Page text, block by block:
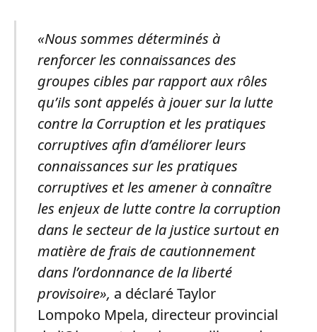
«Nous sommes déterminés à
renforcer les connaissances des
groupes cibles par rapport aux rôles
qu’ils sont appelés à jouer sur la lutte
contre la Corruption et les pratiques
corruptives afin d’améliorer leurs
connaissances sur les pratiques
corruptives et les amener à connaître
les enjeux de lutte contre la corruption
dans le secteur de la justice surtout en
matière de frais de cautionnement
dans l’ordonnance de la liberté
provisoire», a déclaré Taylor
Lompoko Mpela, directeur provincial